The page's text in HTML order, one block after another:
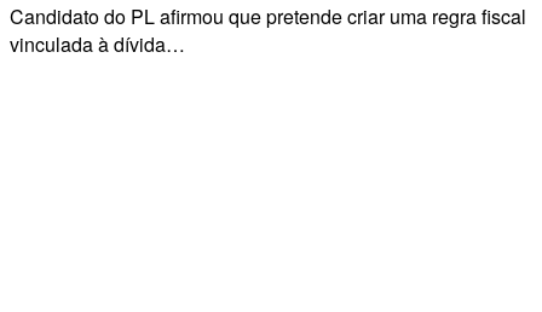
Candidato do PL afirmou que pretende criar uma regra fiscal
vinculada à dívida…